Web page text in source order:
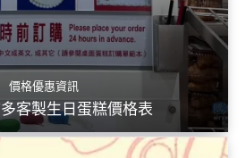
價格優惠資訊
客製生日蛋糕價格表